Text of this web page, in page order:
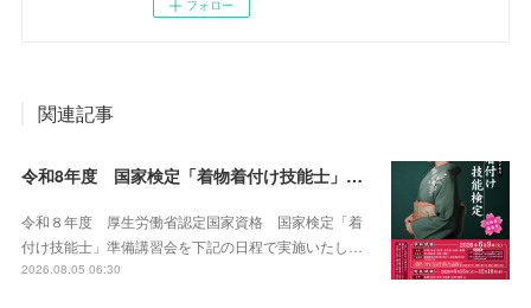
フォロー
関連記事
令和8年度 国家検定「着物着付け技能士」講習会
令和８年度 厚生労働省認定国家資格 国家検定「着
付け技能士」準備講習会を下記の日程で実施いたし…
2026.08.05 06:30